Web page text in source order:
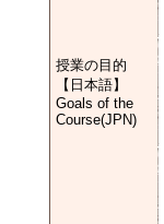
授業の目的
【日本語】
Goals of the
Course(JPN)